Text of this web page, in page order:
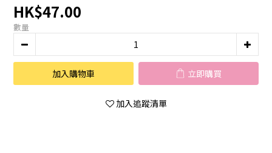
HK$47.00
數量
加入購物車 立即購買
加入追蹤清單